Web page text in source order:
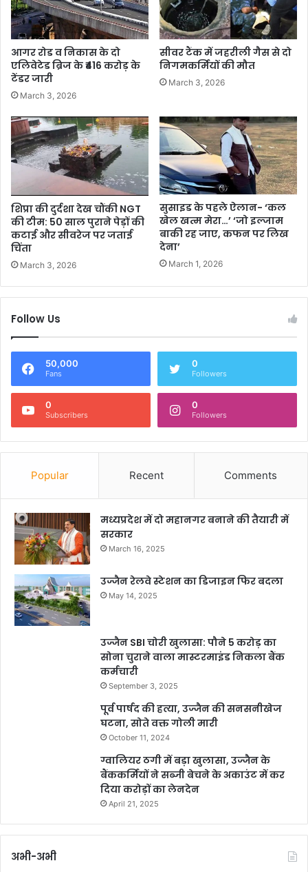
आगर रोड व निकास के दो
एलिवेटेड ब्रिज के ₹416 करोड़ के
टेंडर जारी
March 3, 2026
सीवर टैंक में जहरीली गैस से दो
निगमकर्मियों की मौत
March 3, 2026
शिप्रा की दुर्दशा देख चौंकी NGT
की टीम: 50 साल पुराने पेड़ों की
कटाई और सीवरेज पर जताई
चिंता
March 3, 2026
सुसाइड के पहले ऐलान- ‘कल
खेल खत्म मेरा…’ ‘जो इल्जाम
बाकी रह जाए, कफन पर लिख
देना’
March 1, 2026
Follow Us
50,000
Fans
0
Followers
0
Subscribers
0
Followers
Popular Recent Comments
मध्यप्रदेश में दो महानगर बनाने की तैयारी में
सरकार
March 16, 2025
उज्जैन रेलवे स्टेशन का डिजाइन फिर बदला
May 14, 2025
उज्जैन SBI चोरी खुलासा: पौने 5 करोड़ का
सोना चुराने वाला मास्टरमाइंड निकला बैंक
कर्मचारी
September 3, 2025
पूर्व पार्षद की हत्या, उज्जैन की सनसनीखेज
घटना, सोते वक्त गोली मारी
October 11, 2024
ग्वालियर ठगी में बड़ा खुलासा, उज्जैन के
बैंककर्मियों ने सब्जी बेचने के अकाउंट में कर
दिया करोड़ों का लेनदेन
April 21, 2025
अभी-अभी